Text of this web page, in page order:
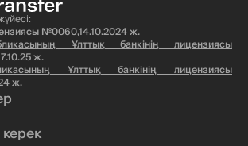
№0060,14.10.2024 ж.
Ұлттық банкінің лицензиясы
ж.
Ұлттық банкінің лицензиясы
ж.